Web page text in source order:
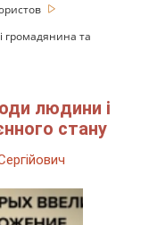
громадянина та
людини і
стану